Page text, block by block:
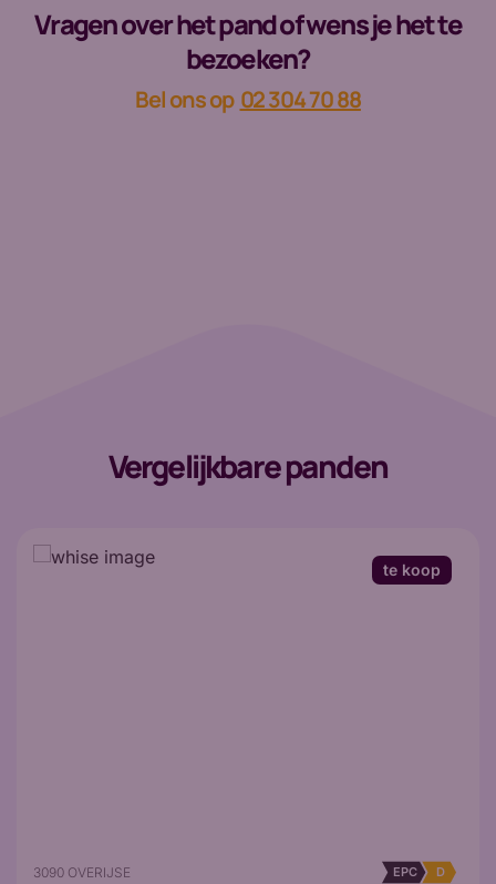
Vragen over het pand of wens je het te
bezoeken?
Bel ons op 02 304 70 88
Vergelijkbare panden
3090 OVERIJSE EPC D
te koop